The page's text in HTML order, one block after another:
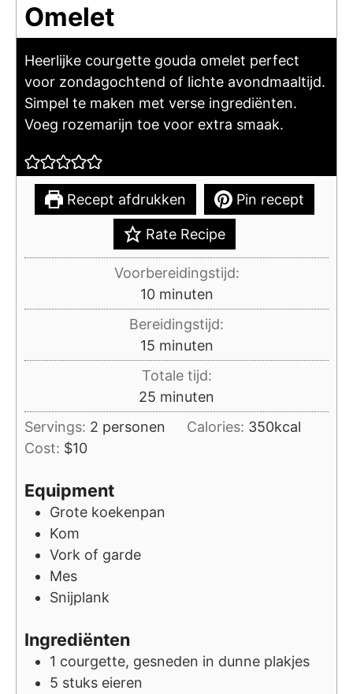
Omelet
Heerlijke courgette gouda omelet perfect
voor zondagochtend of lichte avondmaaltijd.
Simpel te maken met verse ingrediënten.
Voeg rozemarijn toe voor extra smaak.
Recept afdrukken Pin recept
Rate Recipe
Voorbereidingstijd:
10minuten
minuten
Bereidingstijd:
15minuten
minuten
Totale tijd:
25 minuten
minuten
Servings: 2 personen Calories: 350kcal
Cost: $10
Equipment
Grote koekenpan
Kom
Vork of garde
Mes
Snijplank
Ingrediënten
1 courgette, gesneden in dunne plakjes
5 stuks eieren